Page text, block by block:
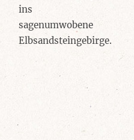
ins
sagenumwobene
Elbsandsteingebirge.